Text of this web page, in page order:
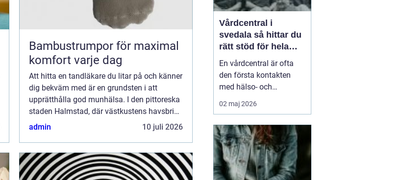
Bambustrumpor för maximal
komfort varje dag
Att hitta en tandläkare du litar på och känner
dig bekväm med är en grundsten i att
upprätthålla god munhälsa. I den pittoreska
staden Halmstad, där västkustens havsbris
blandas med stadens livliga ...
admin 10 juli 2026
Vårdcentral i
svedala så hittar du
rätt stöd för hela
familjen
En vårdcentral är ofta
den första kontakten
med hälso- och
sjukvården. För många i
Svedala handlar valet
plats där både barn,
vuxna och äldre får hjälp
under samma tak. I en
tid med högt tempo och
02 maj 2026